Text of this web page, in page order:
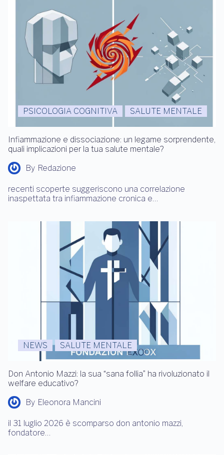
PSICOLOGIA COGNITIVA SALUTE MENTALE
Infiammazione e dissociazione: un legame sorprendente,
quali implicazioni per la tua salute mentale?
By Redazione
recenti scoperte suggeriscono una correlazione
inaspettata tra infiammazione cronica e…
NEWS SALUTE MENTALE
Don Antonio Mazzi: la sua “sana follia” ha rivoluzionato il
welfare educativo?
By Eleonora Mancini
il 31 luglio 2026 è scomparso don antonio mazzi,
fondatore…